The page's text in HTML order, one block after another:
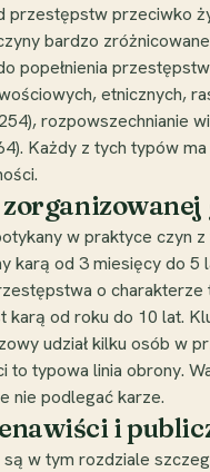
przestępstw przeciwko
bardzo
popełnienia
etnicznych,
rozpowszechnianie
Każdy z tych typów
w praktyce czyn
karą od 3 miesięcy do
o
karą od roku do 10 lat.
udział kilku osób w
to typowa linia obrony.
nie podlegać karze.
i
są w tym rozdziale